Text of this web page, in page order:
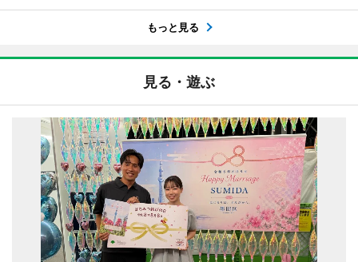
もっと見る
見る・遊ぶ